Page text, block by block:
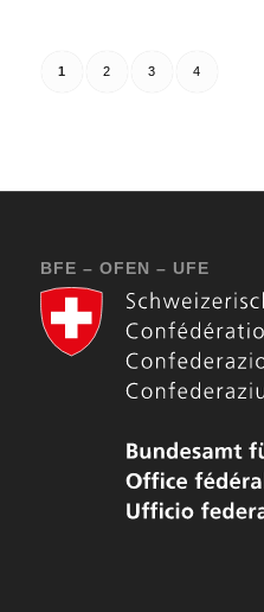
1 2 3 4
BFE – OFEN – UFE